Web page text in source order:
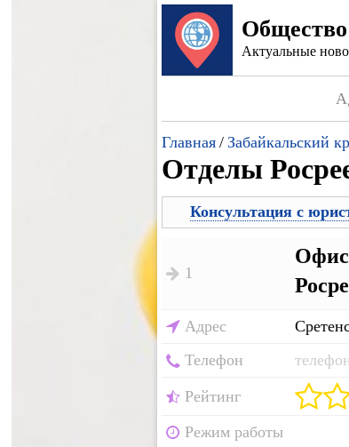
Актуальные
Главная / Забайкальский
Отделы
Консультация с
1
Офис
Адрес
Телефон
Рейтинг
Режим работы